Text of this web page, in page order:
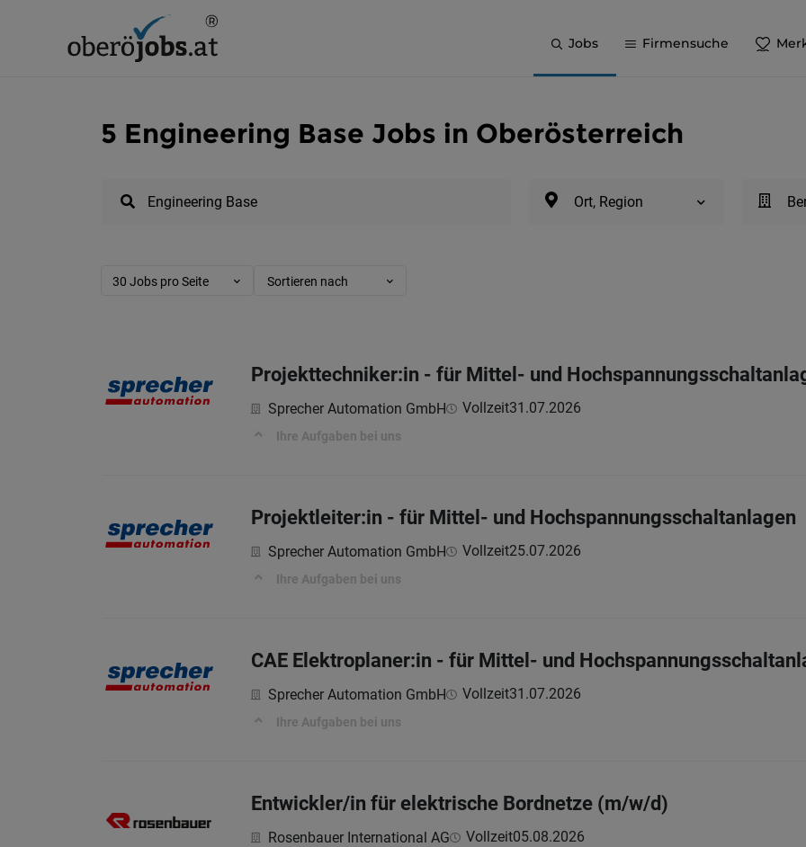
Jobs Firmensuche
5 Engineering Base Jobs in Oberösterreich
Ort, Region
30 Jobs pro Seite Sortieren nach
Projekttechniker:in - für Mittel- und
Sprecher Automation GmbH Vollzeit31.07.2026
Ihre Aufgaben bei uns
Projektleiter:in - für Mittel- und Hochspannungsschaltanlagen
Sprecher Automation GmbH Vollzeit25.07.2026
Ihre Aufgaben bei uns
CAE Elektroplaner:in - für Mittel- und
Sprecher Automation GmbH Vollzeit31.07.2026
Ihre Aufgaben bei uns
Entwickler/in für elektrische Bordnetze (m/w/d)
Rosenbauer International AG Vollzeit05.08.2026